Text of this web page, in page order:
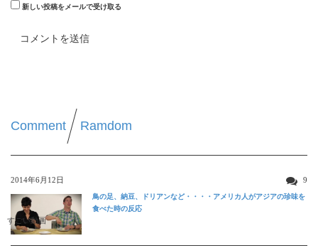
新しい投稿をメールで受け取る
Comment Ramdom
2014年6月12日 9
すごい動画
鳥の足、納豆、ドリアンなど・・・・アメリカ人がアジアの珍味を
食べた時の反応